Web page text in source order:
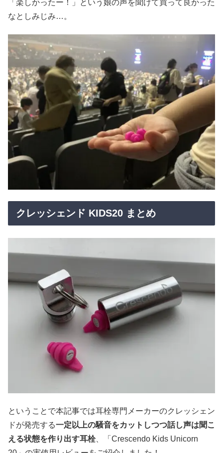
「楽しかったー！」という娘の声を聞けて買って良かった
なとしみじみ…。
クレッシェンド KIDS20 まとめ
ということで本記事では耳栓専門メーカーのクレッシェン
ドが発売する一定以上の騒音をカットしつつ話し声は聞こ
える状態を作り出す耳栓、「Crescendo Kids Unicorn